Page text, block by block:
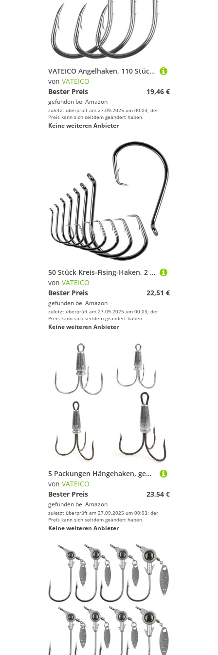
VATEICO Angelhaken, 110 Stück/Box, 12 Größen (1# - 8#), Kohlenstoffstahl, Schwarz, Nickel, Versetzter Kreishaken für Süß- und Salzwasser
von VATEICO
Bester Preis
19,46 €
gefunden bei Amazon
zuletzt überprüft am 27.09.2025 um 00:03; der
Preis kann sich seitdem geändert haben.
Keine weiteren Anbieter
50 Stück Kreis-Fising-Haken, 2 x Salzwasser-Angelhaken, versetzter Oktopus, Wels, Bulk-Angelhaken für Barsch, mit Angelbox, Größe 9/0
von VATEICO
Bester Preis
22,51 €
gefunden bei Amazon
zuletzt überprüft am 27.09.2025 um 00:03; der
Preis kann sich seitdem geändert haben.
Keine weiteren Anbieter
5 Packungen Hängehaken, gewichtete Drillingshaken, Angelhaken, Bunker-Haken für Salzwasser, Süßwasser, Barsch, Forelle, Zander, 4 Größen, 28,9 g, 39,7 g, 53,9 g, 79,4 g (4 Größen gemischt, 4 Stück)
von VATEICO
Bester Preis
23,54 €
gefunden bei Amazon
zuletzt überprüft am 27.09.2025 um 00:03; der
Preis kann sich seitdem geändert haben.
Keine weiteren Anbieter